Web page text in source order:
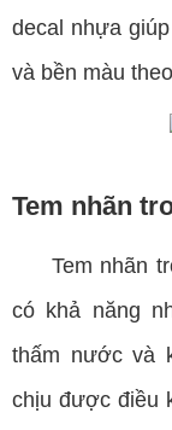
decal nhựa
và bền màu
Tem nhãn
Tem nhãn
có khả năng
thấm nước và
chịu được điều